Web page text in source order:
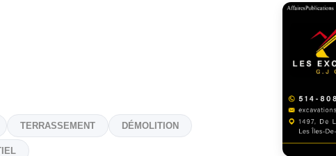
TERRASSEMENT DÉMOLITION